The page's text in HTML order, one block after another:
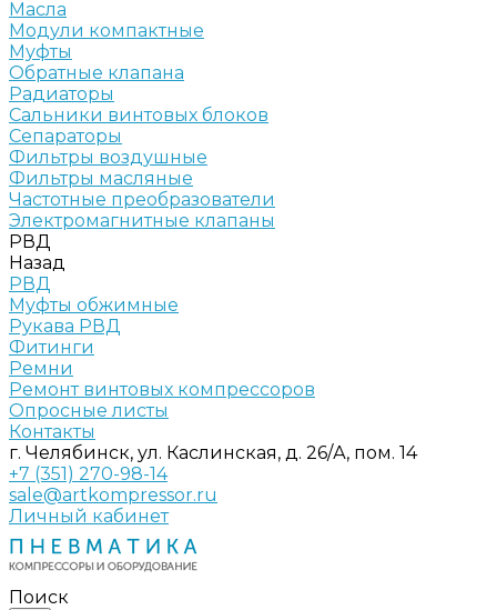
Масла
Модули компактные
Муфты
Обратные клапана
Радиаторы
Сальники винтовых блоков
Сепараторы
Фильтры воздушные
Фильтры масляные
Частотные преобразователи
Электромагнитные клапаны
РВД
Назад
РВД
Муфты обжимные
Рукава РВД
Фитинги
Ремни
Ремонт винтовых компрессоров
Опросные листы
Контакты
г. Челябинск, ул. Каслинская, д. 26/А, пом. 14
+7 (351) 270-98-14
sale@artkompressor.ru
Личный кабинет
Поиск